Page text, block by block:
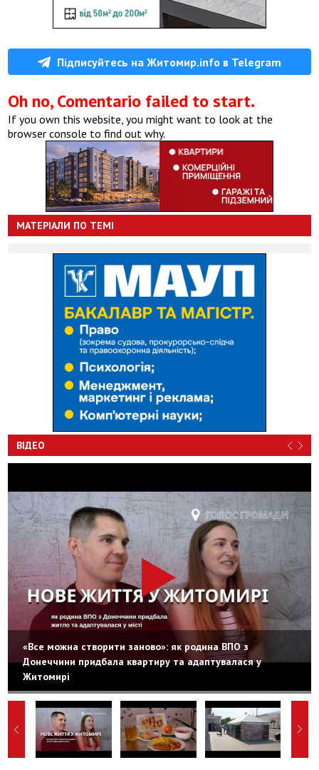
Підписуйтесь на Житомир.info в Telegram
Oh no, Comentario failed to start.
If you own this website, you might want to look at the
browser console to find out why.
МАТЕРІАЛИ ПО ТЕМІ
ВІДЕО
«Все можна створити заново»: як родина ВПО з
Донеччини придбала квартиру та адаптувалася у
Житомирі